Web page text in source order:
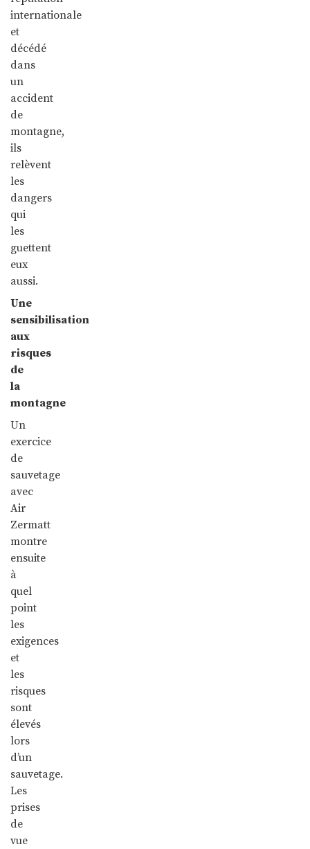
internationale
et
décédé
dans
un
accident
de
montagne,
ils
relèvent
les
dangers
qui
les
guettent
eux
aussi.
Une
sensibilisation
aux
risques
de
la
montagne
Un
exercice
de
sauvetage
avec
Air
Zermatt
montre
ensuite
à
quel
point
les
exigences
et
les
risques
sont
élevés
lors
d’un
sauvetage.
Les
prises
de
vue